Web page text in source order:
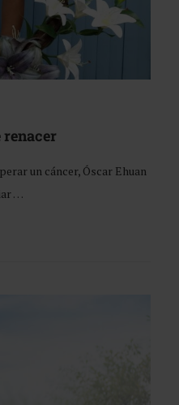
renacer
un cáncer, Óscar Ehuan
…